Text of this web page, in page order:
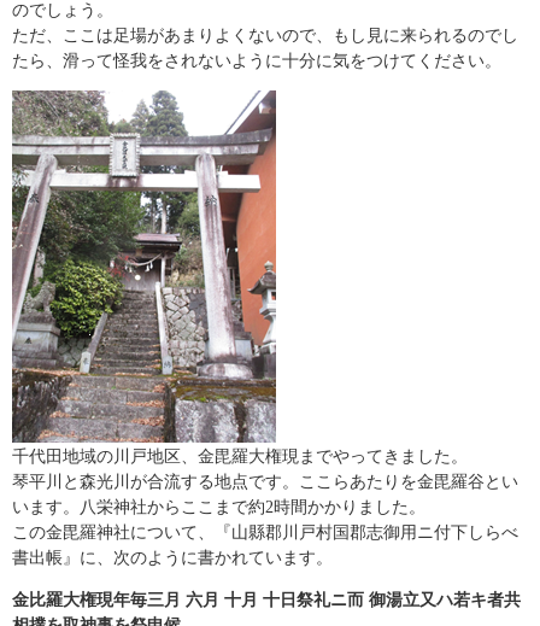
のでしょう。
ただ、ここは足場があまりよくないので、もし見に来られるのでし
たら、滑って怪我をされないように十分に気をつけてください。
千代田地域の川戸地区、金毘羅大権現までやってきました。
琴平川と森光川が合流する地点です。ここらあたりを金毘羅谷とい
います。八栄神社からここまで約2時間かかりました。
この金毘羅神社について、『山縣郡川戸村国郡志御用ニ付下しらべ
書出帳』に、次のように書かれています。
金比羅大権現年毎三月 六月 十月 十日祭礼ニ而 御湯立又ハ若キ者共